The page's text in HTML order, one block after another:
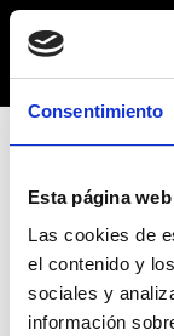
Consentimiento
Esta página
Las cookies de
el contenido y
sociales y
información
Guerra y Lévy
OCTUBRE 23, 2019
Hello